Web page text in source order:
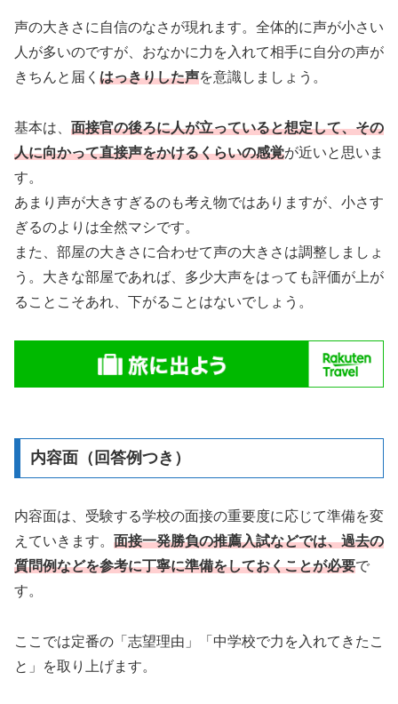
声の大きさに自信のなさが現れます。全体的に声が小さい
人が多いのですが、おなかに力を入れて相手に自分の声が
きちんと届く はっきりした声を意識しましょう。
基本は、 面接官の後ろに人が立っていると想定して、その
人に向かって直接声をかけるくらいの感覚が近いと思いま
す。
あまり声が大きすぎるのも考え物ではありますが、小さす
ぎるのよりは全然マシです。
また、部屋の大きさに合わせて声の大きさは調整しましょ
う。大きな部屋であれば、多少大声をはっても評価が上が
ることこそあれ、下がることはないでしょう。
内容面（回答例つき）
内容面は、受験する学校の面接の重要度に応じて準備を変
えていきます。 面接一発勝負の推薦入試などでは、過去の
質問例などを参考に丁寧に準備をしておくことが必要で
す。
ここでは定番の「志望理由」「中学校で力を入れてきたこ
と」を取り上げます。